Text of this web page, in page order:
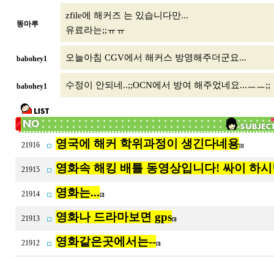
똥마루
zfile에 해커즈 는 있습니다만...
유료라는;;ㅠㅠ
babohey1 오늘아침 CGV에서 해커스 방영해주더군요...
babohey1 수정이 안되네..;;OCN에서 방여 해주었네요...ㅡㅡ;;
21916 영국에 해커 학위과정이 생긴다네용[1]
21915 영화속 해킹 배틀 동영상입니다! 싸이 하
21914 영화는... [2]
21913 영화나 드라마보면 gps[3]
21912 영화같은곳에서는--[3]